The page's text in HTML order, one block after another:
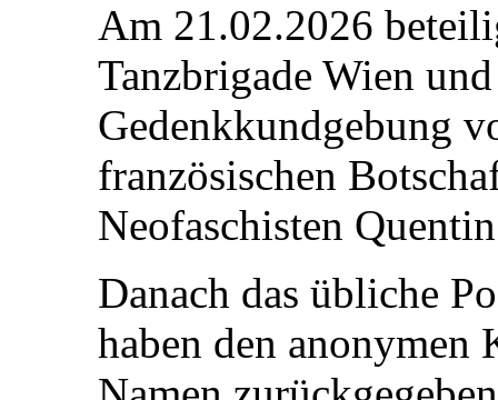
Am 21.02.2026
Tanzbrigade Wien
Gedenkkundgebung
französischen
Neofaschisten
Danach das übliche
haben den anonymen